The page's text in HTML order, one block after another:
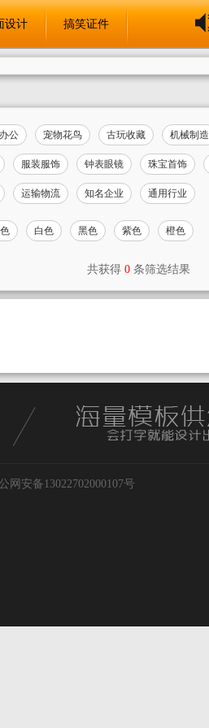
设计 搞笑证件
公 宠物花鸟 古玩收藏 机械制造
服装服饰 钟表眼镜 珠宝首饰
运输物流 知名企业 通用行业
白色 黑色 紫色 橙色
共获得 0 条筛选结果
网安备13022702000107号